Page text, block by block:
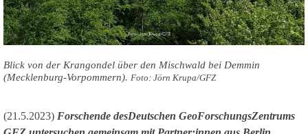
Blick von der Krangondel über den Mischwald bei Demmin
(Mecklenburg-Vorpommern). Foto: Jörn Krupa/GFZ
(21.5.2023) Forschende desDeutschen GeoForschungsZentrums